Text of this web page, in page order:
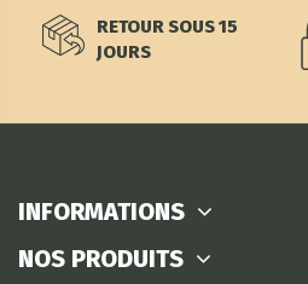
RETOUR SOUS 15
JOURS
INFORMATIONS
NOS PRODUITS